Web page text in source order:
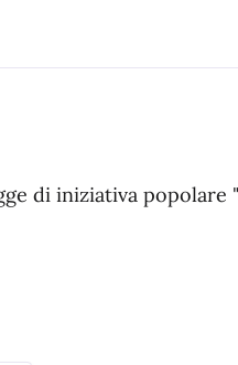
di iniziativa popolare